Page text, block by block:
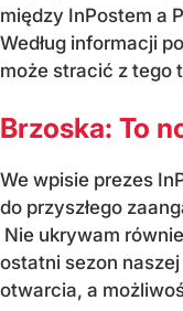
między InPostem a
Według informacji
może stracić z tego
Brzoska: To
We wpisie prezes
do przyszłego
Nie ukrywam
ostatni sezon naszej
otwarcia, a